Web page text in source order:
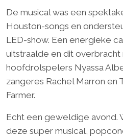
De musical was een
Houston-songs en
LED-show. Een energieke
uitstraalde en dit
hoofdrolspelers Nyassa
zangeres Rachel Marron en
Farmer.
Echt een geweldige avond.
deze super musical,